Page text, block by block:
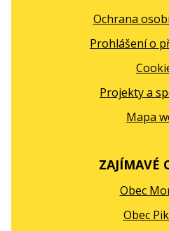
Ochrana
Prohlášení o
Projekty a
Mapa
ZAJÍMAVÉ
Obec
Obec